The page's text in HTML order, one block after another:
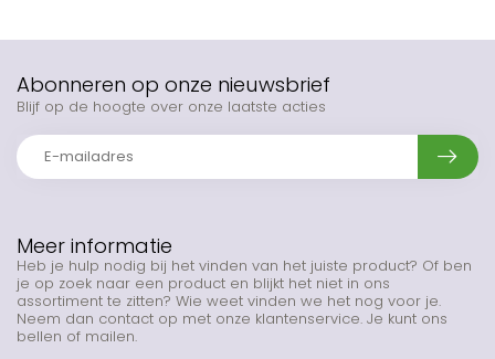
Meer informatie
Heb je hulp nodig bij het vinden van het juiste product? Of ben
je op zoek naar een product en blijkt het niet in ons
assortiment te zitten? Wie weet vinden we het nog voor je.
Neem dan contact op met onze klantenservice. Je kunt ons
bellen of mailen.
Abonneren op onze nieuwsbrief
Blijf op de hoogte over onze laatste acties